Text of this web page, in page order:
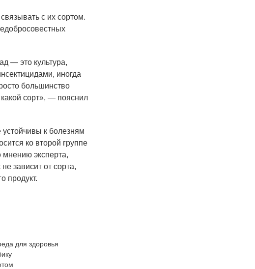
с их сортом.
— это культура,
иногда
большинство
сорт», — пояснил
к болезням
ко второй группе
эксперта,
зависит от сорта,
продукт.
для здоровья